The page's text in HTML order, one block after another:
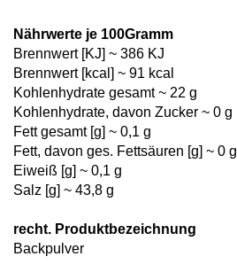
Nährwerte je 100Gramm
Brennwert [KJ] ~ 386 KJ
Brennwert [kcal] ~ 91 kcal
Kohlenhydrate gesamt ~ 22 g
Kohlenhydrate, davon Zucker ~ 0 g
Fett gesamt [g] ~ 0,1 g
Fett, davon ges. Fettsäuren [g] ~ 0 g
Eiweiß [g] ~ 0,1 g
Salz [g] ~ 43,8 g
recht. Produktbezeichnung
Backpulver